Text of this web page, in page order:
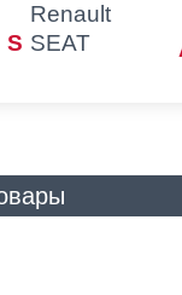
Renault
SEAT